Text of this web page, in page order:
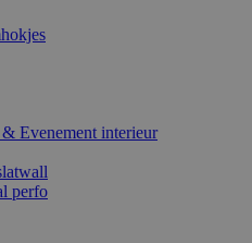
Evenement interieur
perfo